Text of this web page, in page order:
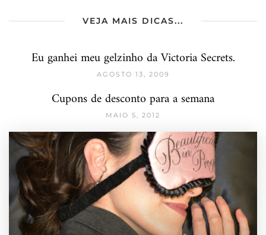
VEJA MAIS DICAS...
Eu ganhei meu gelzinho da Victoria Secrets.
AGOSTO 13, 2009
Cupons de desconto para a semana
MAIO 5, 2012